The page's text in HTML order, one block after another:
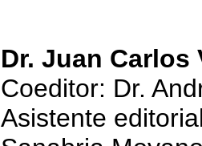
Dr. Juan Carlos
Coeditor: Dr.
Asistente